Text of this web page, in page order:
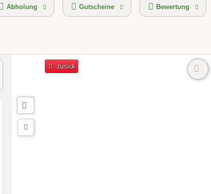
kostenlose Lieferung Versand möglich
Abholung Gutscheine Bewertung
zurück